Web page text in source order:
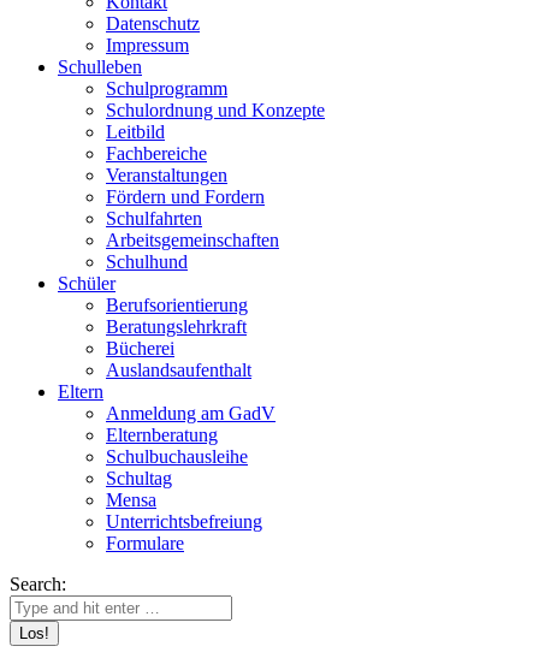
Datenschutz
Impressum
Schulleben
Schulprogramm
Schulordnung und Konzepte
Leitbild
Fachbereiche
Veranstaltungen
Fördern und Fordern
Schulfahrten
Arbeitsgemeinschaften
Schulhund
Schüler
Berufsorientierung
Beratungslehrkraft
Bücherei
Auslandsaufenthalt
Eltern
Anmeldung am GadV
Elternberatung
Schulbuchausleihe
Schultag
Mensa
Unterrichtsbefreiung
Formulare
Search: